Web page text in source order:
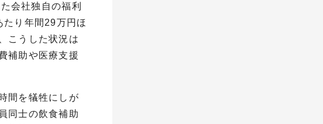
会社独自の福利
たり年間29万円ほ
こうした状況は
補助や医療支援
間を犠牲にしが
同士の飲食補助